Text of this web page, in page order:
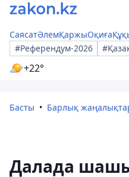
СаясатӘлемҚаржыОқиға
#Референдум-2026
+22°
Басты Барлық
Далада